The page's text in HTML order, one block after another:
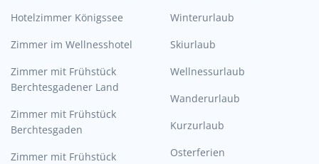
Hotelzimmer Königssee
Zimmer im Wellnesshotel
Zimmer mit Frühstück
Berchtesgadener Land
Zimmer mit Frühstück
Berchtesgaden
Zimmer mit Frühstück
Winterurlaub
Skiurlaub
Wellnessurlaub
Wanderurlaub
Kurzurlaub
Osterferien